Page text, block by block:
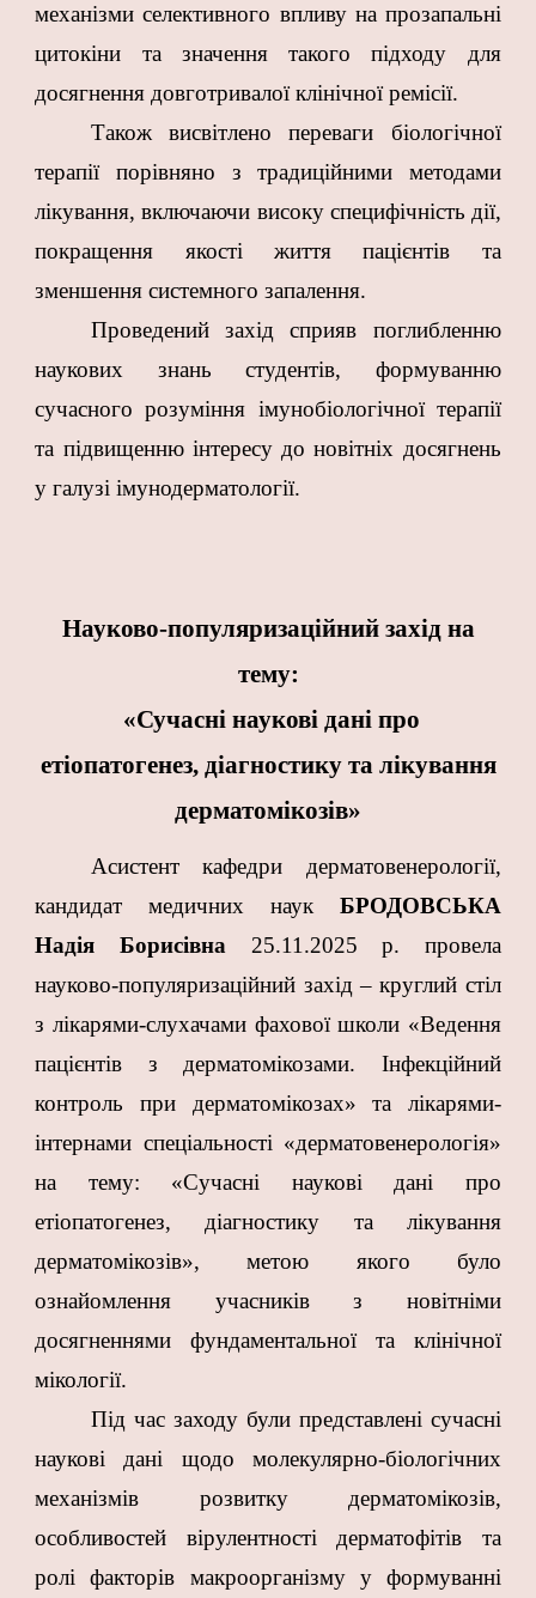
механізми селективного впливу на прозапальні
цитокіни та значення такого підходу для
досягнення довготривалої клінічної ремісії.
Також висвітлено переваги біологічної
терапії порівняно з традиційними методами
лікування, включаючи високу специфічність дії,
покращення якості життя пацієнтів та
зменшення системного запалення.
Проведений захід сприяв поглибленню
наукових знань студентів, формуванню
сучасного розуміння імунобіологічної терапії
та підвищенню інтересу до новітніх досягнень
у галузі імунодерматології.
Науково-популяризаційний захід на
тему:
«Сучасні наукові дані про
етіопатогенез, діагностику та лікування
дерматомікозів»
Асистент кафедри дерматовенерології,
кандидат медичних наук БРОДОВСЬКА
Надія Борисівна 25.11.2025 р. провела
науково-популяризаційний захід – круглий стіл
з лікарями-слухачами фахової школи «Ведення
пацієнтів з дерматомікозами. Інфекційний
контроль при дерматомікозах» та лікарями-
інтернами спеціальності «дерматовенерологія»
на тему: «Сучасні наукові дані про
етіопатогенез, діагностику та лікування
дерматомікозів», метою якого було
ознайомлення учасників з новітніми
досягненнями фундаментальної та клінічної
мікології.
Під час заходу були представлені сучасні
наукові дані щодо молекулярно-біологічних
механізмів розвитку дерматомікозів,
особливостей вірулентності дерматофітів та
ролі факторів макроорганізму у формуванні